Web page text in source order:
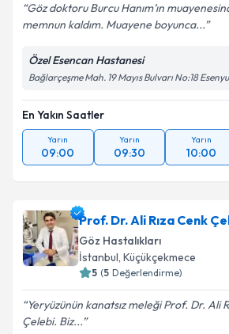
Göz doktoru Burcu Hanım’ın
memnun kaldım. Muayene boyunca...
Özel Esencan Hastanesi
Bağlarçeşme Mah. 19 Mayıs Bulvarı No:18
En Yakın Saatler
Yarın
09:00
Yarın
09:30
Yarın
10:00
Prof. Dr. Ali Rıza Cenk
Göz Hastalıkları
İstanbul, Küçükçekmece
5 (5 Değerlendirme)
Yeryüzünün kanatsız meleği Prof. Dr. Ali
Çelebi. Biz...